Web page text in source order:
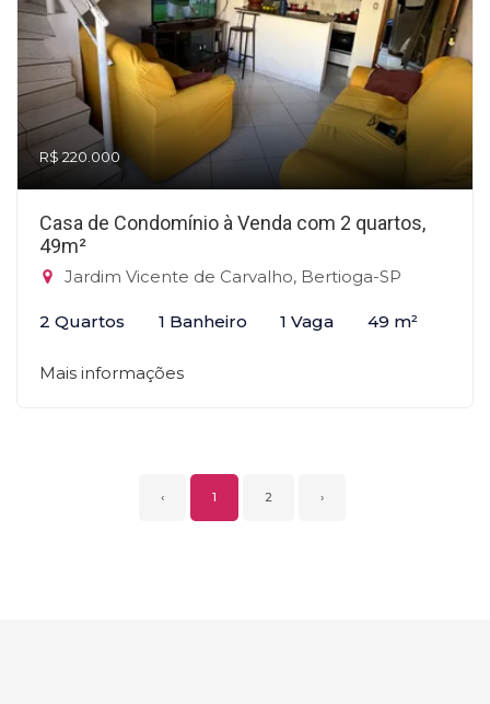
R$ 220.000
Casa de Condomínio à Venda com 2 quartos,
49m²
Jardim Vicente de Carvalho, Bertioga-SP
2 Quartos 1 Banheiro 1 Vaga 49 m²
Mais informações
‹ 1 2 ›